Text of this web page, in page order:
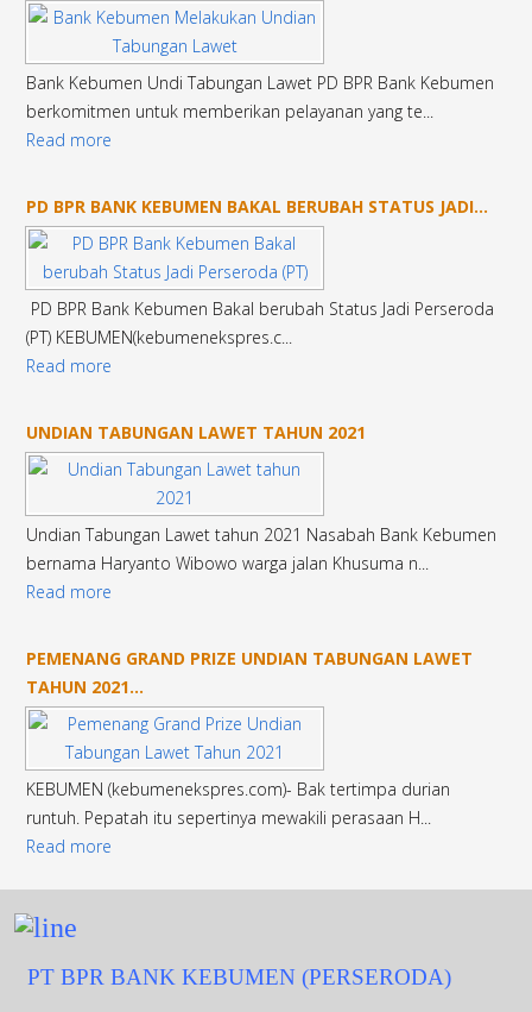
Bank Kebumen Undi Tabungan Lawet PD BPR Bank Kebumen
berkomitmen untuk memberikan pelayanan yang te...
Read more
PD BPR BANK KEBUMEN BAKAL BERUBAH STATUS JADI...
PD BPR Bank Kebumen Bakal berubah Status Jadi Perseroda
(PT) KEBUMEN(kebumenekspres.c...
Read more
UNDIAN TABUNGAN LAWET TAHUN 2021
Undian Tabungan Lawet tahun 2021 Nasabah Bank Kebumen
bernama Haryanto Wibowo warga jalan Khusuma n...
Read more
PEMENANG GRAND PRIZE UNDIAN TABUNGAN LAWET
TAHUN 2021...
KEBUMEN (kebumenekspres.com)- Bak tertimpa durian
runtuh. Pepatah itu sepertinya mewakili perasaan H...
Read more
PT BPR BANK KEBUMEN (PERSERODA)